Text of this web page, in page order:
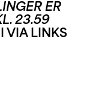
ER
23.59
VIA LINKS